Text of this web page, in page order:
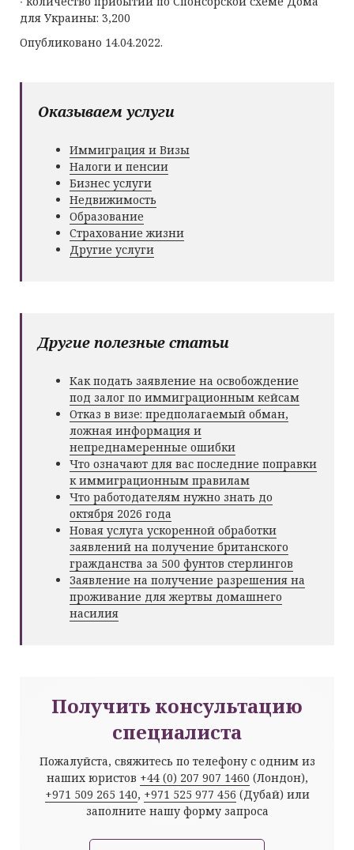
для Украины: 3,200
Опубликовано 14.04.2022.
Оказываем услуги
Иммиграция и Визы
Налоги и пенсии
Бизнес услуги
Недвижимость
Образование
Страхование жизни
Другие услуги
Другие полезные статьи
Как подать заявление на освобождение
под залог по иммиграционным кейсам
Отказ в визе: предполагаемый обман,
ложная информация и
непреднамеренные ошибки
Что означают для вас последние поправки
к иммиграционным правилам
Что работодателям нужно знать до
октября 2026 года
Новая услуга ускоренной обработки
заявлений на получение британского
гражданства за 500 фунтов стерлингов
Заявление на получение разрешения на
проживание для жертвы домашнего
насилия
Получить консультацию
специалиста
Пожалуйста, свяжитесь по телефону с одним из
наших юристов +44 (0) 207 907 1460 (Лондон),
+971 509 265 140, +971 525 977 456 (Дубай) или
заполните нашу форму запроса